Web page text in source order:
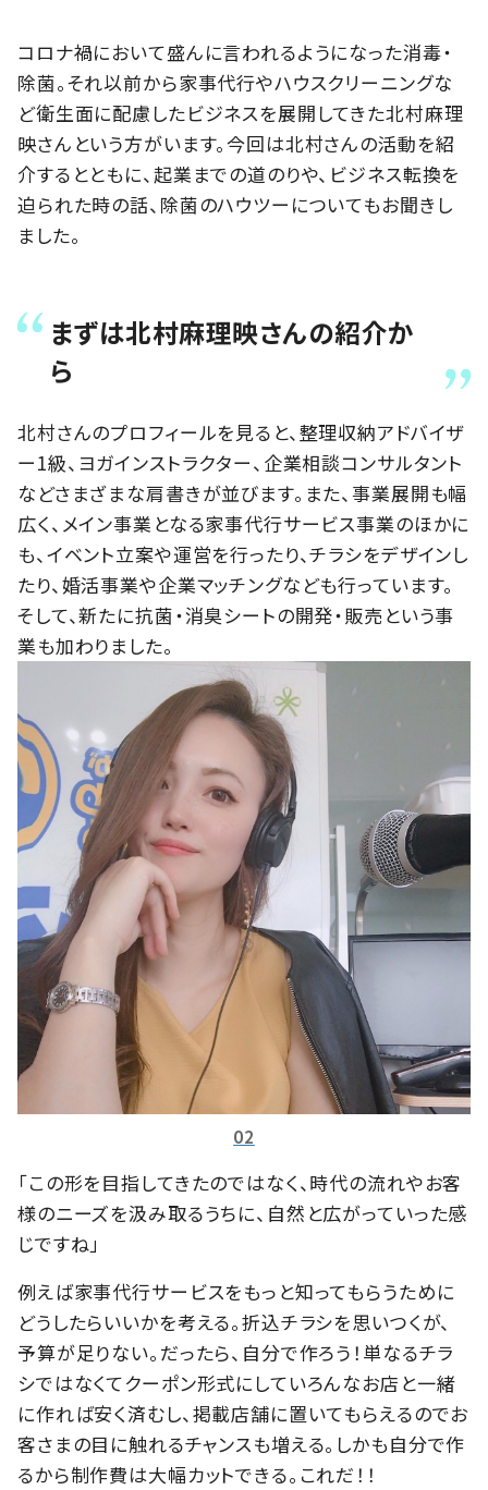
コロナ禍において盛んに言われるようになった消毒・
除菌。それ以前から家事代行やハウスクリーニングな
ど衛生面に配慮したビジネスを展開してきた北村麻理
映さんという方がいます。今回は北村さんの活動を紹
介するとともに、起業までの道のりや、ビジネス転換を
迫られた時の話、除菌のハウツーについてもお聞きし
ました。
まずは北村麻理映さんの紹介か
ら
北村さんのプロフィールを見ると、整理収納アドバイザ
ー1級、ヨガインストラクター、企業相談コンサルタント
などさまざまな肩書きが並びます。また、事業展開も幅
広く、メイン事業となる家事代行サービス事業のほかに
も、イベント立案や運営を行ったり、チラシをデザインし
たり、婚活事業や企業マッチングなども行っています。
そして、新たに抗菌・消臭シートの開発・販売という事
業も加わりました。
02
「この形を目指してきたのではなく、時代の流れやお客
様のニーズを汲み取るうちに、自然と広がっていった感
じですね」
例えば家事代行サービスをもっと知ってもらうために
どうしたらいいかを考える。折込チラシを思いつくが、
予算が足りない。だったら、自分で作ろう！単なるチラ
シではなくてクーポン形式にしていろんなお店と一緒
に作れば安く済むし、掲載店舗に置いてもらえるのでお
客さまの目に触れるチャンスも増える。しかも自分で作
るから制作費は大幅カットできる。これだ！！